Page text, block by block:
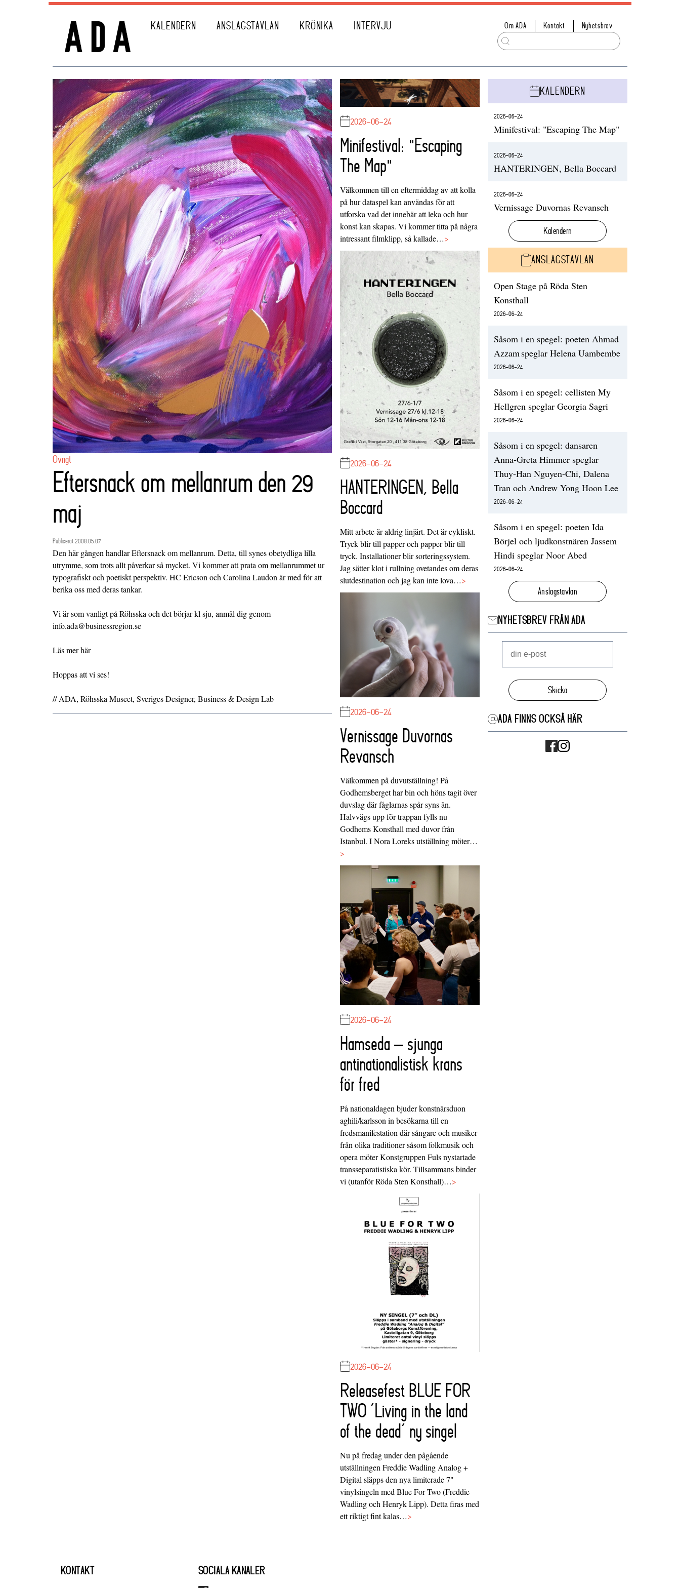
KALENDERN ANSLAGSTAVLAN KRÖNIKA INTERVJU Om ADA Kontakt Nyhetsbrev
Övrigt
Eftersnack om mellanrum den 29
maj
Publicerat 2008.05.07
Den här gången handlar Eftersnack om mellanrum. Detta, till synes obetydliga lilla
utrymme, som trots allt påverkar så mycket. Vi kommer att prata om mellanrummet ur
typografiskt och poetiskt perspektiv. HC Ericson och Carolina Laudon är med för att
berika oss med deras tankar.
Vi är som vanligt på Röhsska och det börjar kl sju, anmäl dig genom
info.ada@businessregion.se
Läs merhär
Hoppas att vi ses!
// ADA, Röhsska Museet, Sveriges Designer, Business & Design Lab
2026-06-24
Minifestival: "Escaping
The Map"
Välkommen till en eftermiddag av att kolla
på hur dataspel kan användas för att
utforska vad det innebär att leka och hur
konst kan skapas. Vi kommer titta på några
intressant filmklipp, så kallade…>
2026-06-24
HANTERINGEN, Bella
Boccard
Mitt arbete är aldrig linjärt. Det är cykliskt.
Tryck blir till papper och papper blir till
tryck. Installationer blir sorteringssystem.
Jag sätter klot i rullning ovetandes om deras
slutdestination och jag kan inte lova…>
2026-06-24
Vernissage Duvornas
Revansch
Välkommen på duvutställning! På
Godhemsberget har bin och höns tagit över
duvslag där fåglarnas spår syns än.
Halvvägs upp för trappan fylls nu
Godhems Konsthall med duvor från
Istanbul. I Nora Loreks utställning möter…
>
2026-06-24
Hamseda – sjunga
antinationalistisk krans
för fred
På nationaldagen bjuder konstnärsduon
aghili/karlsson in besökarna till en
fredsmanifestation där sångare och musiker
från olika traditioner såsom folkmusik och
opera möter Konstgruppen Fuls nystartade
transseparatistiska kör. Tillsammans binder
vi (utanför Röda Sten Konsthall)…>
2026-06-24
Releasefest BLUE FOR
TWO ‘Living in the land
of the dead’ ny singel
Nu på fredag under den pågående
utställningen Freddie Wadling Analog +
Digital släpps den nya limiterade 7"
vinylsingeln med Blue For Two (Freddie
Wadling och Henryk Lipp). Detta firas med
ett riktigt fint kalas…>
KALENDERN
2026-06-24
Minifestival: "Escaping The Map"
2026-06-24
HANTERINGEN, Bella Boccard
2026-06-24
Vernissage Duvornas Revansch
Kalendern
ANSLAGSTAVLAN
Open Stage på Röda Sten
Konsthall
2026-06-24
Såsom i en spegel: poeten Ahmad
Azzam speglar Helena Uambembe
2026-06-24
Såsom i en spegel: cellisten My
Hellgren speglar Georgia Sagri
2026-06-24
Såsom i en spegel: dansaren
Anna-Greta Himmer speglar
Thuy-Han Nguyen-Chi, Dalena
Tran och Andrew Yong Hoon Lee
2026-06-24
Såsom i en spegel: poeten Ida
Börjel och ljudkonstnären Jassem
Hindi speglar Noor Abed
2026-06-24
Anslagstavlan
NYHETSBREV FRÅN ADA
Skicka
ADA FINNS OCKSÅ HÄR
KONTAKT SOCIALA KANALER